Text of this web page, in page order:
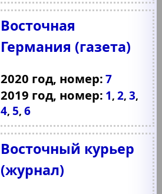
Восточная
Германия (газета)
2020 год, номер: 7
2019 год, номер: 1,2,3,
4, 5,6
Восточный курьер
(журнал)